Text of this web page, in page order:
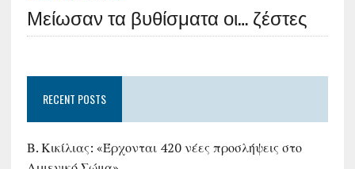
Μείωσαν τα βυθίσματα οι… ζέστες
RECENT POSTS
Β. Κικίλιας: «Έρχονται 420 νέες προσλήψεις στο